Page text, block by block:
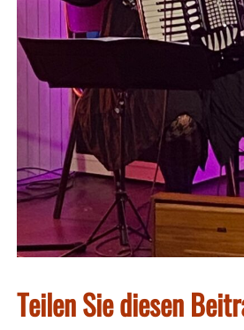
Teilen Sie diesen